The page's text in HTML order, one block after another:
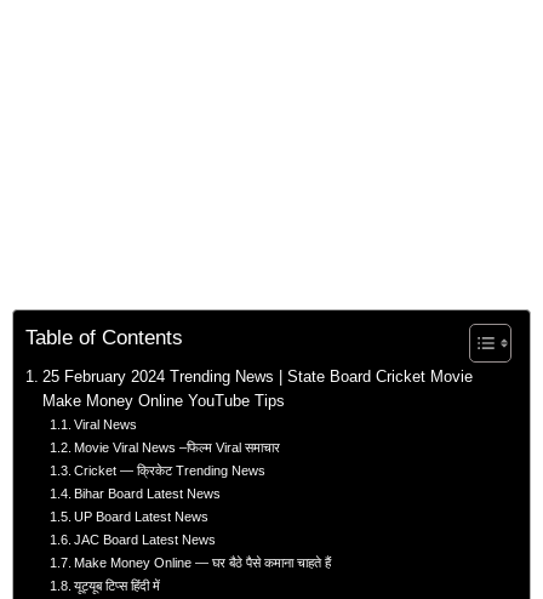
Table of Contents
25 February 2024 Trending News | State Board Cricket Movie
Make Money Online YouTube Tips
Viral News
Movie Viral News –फिल्म Viral समाचार
Cricket — क्रिकेट Trending News
Bihar Board Latest News
UP Board Latest News
JAC Board Latest News
Make Money Online — घर बैठे पैसे कमाना चाहते हैं
यूट्यूब टिप्स हिंदी में